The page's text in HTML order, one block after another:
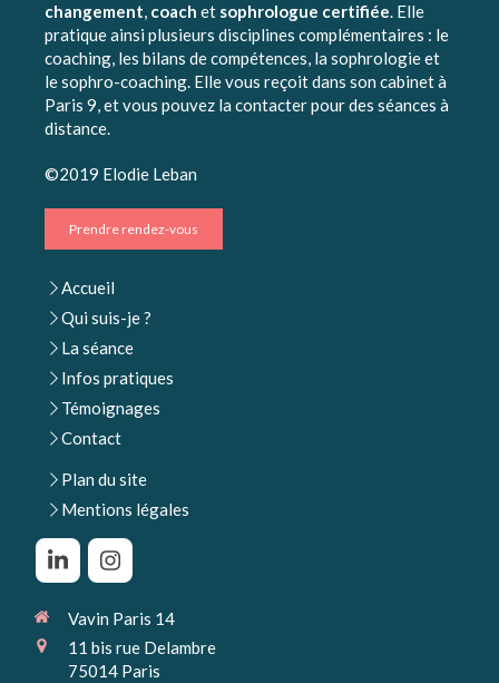
changement, coach et sophrologue certifiée. Elle
pratique ainsi plusieurs disciplines complémentaires : le
coaching, les bilans de compétences, la sophrologie et
le sophro-coaching. Elle vous reçoit dans son cabinet à
Paris 9, et vous pouvez la contacter pour des séances à
distance.
©2019 Elodie Leban
Prendre rendez-vous
Accueil
Qui suis-je ?
La séance
Infos pratiques
Témoignages
Contact
Plan du site
Mentions légales
Vavin Paris 14
11 bis rue Delambre
75014 Paris